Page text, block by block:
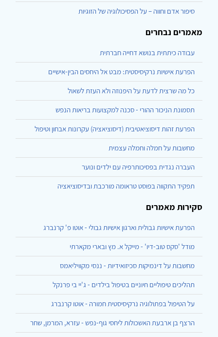
סיפור אדם וחווה – על הפסיכולוגיה של הזוגיות
מאמרים נבחרים
עבודה כיתתית בנושא דחייה חברתית
הפרעת אישיות נרקיסיסטית: מבט אל היחסים הבין-אישיים
כל מה שרצית לדעת על היפנוזה ולא העזת לשאול
תסמונת הניכור ההורי - סכנה למקצועות בריאות הנפש
הפרעת זהות דיסוציאטיבית (דיסוציאציה) עקרונות אבחון וטיפול
מחשבות על חמלה וחמלה עצמית
העברה נגדית בפסיכותרפיה עם ילדים ונוער
תפקיד התקווה בפוסט טראומה מורכבת ובדיסוציאציה
סקירות מאמרים
הפרעת אישיות גבולית וארגון אישיות גבולי - אוטו פ' קרנברג
מודל 'סקס טוב-דיו' - מייקל א. מץ ובארי מקארתי
מחשבות על דינמיקות סכיזואידיות - ננסי מקוויליאמס
תהליכים טיפוליים חיוניים בטיפול בילדים - ג'יי בי פרנקל
על הטיפול בפתולוגיה נרקיסיסטית חמורה - אוטו קרנברג
הרצף בן ארבעת האשכולות ליחסי גוף-נפש - עזרא, המרמן, שחר